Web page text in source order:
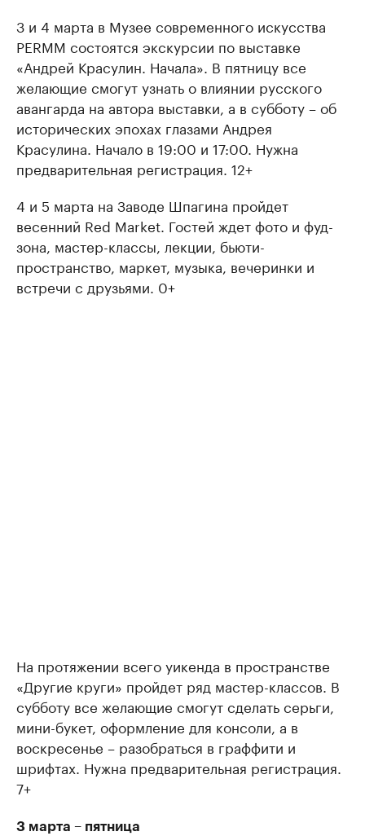
3 и 4 марта в Музее современного искусства
PERMM состоятся экскурсии по выставке
«Андрей Красулин. Начала». В пятницу все
желающие смогут узнать о влиянии русского
авангарда на автора выставки, а в субботу – об
исторических эпохах глазами Андрея
Красулина. Начало в 19:00 и 17:00. Нужна
предварительная регистрация. 12+
4 и 5 марта на Заводе Шпагина пройдет
весенний Red Market. Гостей ждет фото и фуд-
зона, мастер-классы, лекции, бьюти-
пространство, маркет, музыка, вечеринки и
встречи с друзьями. 0+
На протяжении всего уикенда в пространстве
«Другие круги» пройдет ряд мастер-классов. В
субботу все желающие смогут сделать серьги,
мини-букет, оформление для консоли, а в
воскресенье – разобраться в граффити и
шрифтах. Нужна предварительная регистрация.
7+
3 марта – пятница